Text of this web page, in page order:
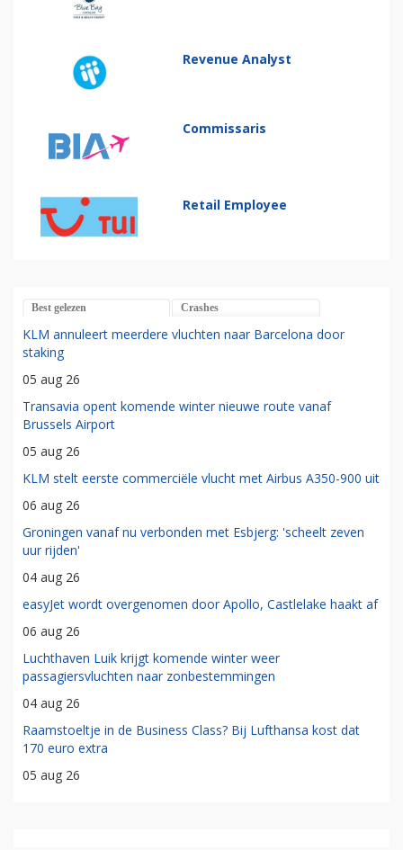
Revenue Analyst
Commissaris
Retail Employee
Best gelezen Crashes
KLM annuleert meerdere vluchten naar Barcelona door
staking
05 aug 26
Transavia opent komende winter nieuwe route vanaf
Brussels Airport
05 aug 26
KLM stelt eerste commerciële vlucht met Airbus A350-900 uit
06 aug 26
Groningen vanaf nu verbonden met Esbjerg: 'scheelt zeven
uur rijden'
04 aug 26
easyJet wordt overgenomen door Apollo, Castlelake haakt af
06 aug 26
Luchthaven Luik krijgt komende winter weer
passagiersvluchten naar zonbestemmingen
04 aug 26
Raamstoeltje in de Business Class? Bij Lufthansa kost dat
170 euro extra
05 aug 26